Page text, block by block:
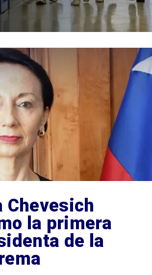
Chevesich
la primera
de la